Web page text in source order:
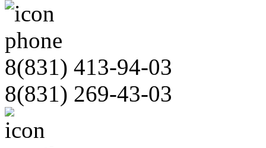
8(831) 413-94-03
8(831) 269-43-03